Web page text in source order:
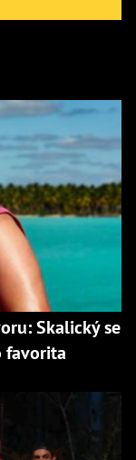
Skalický se
favorita